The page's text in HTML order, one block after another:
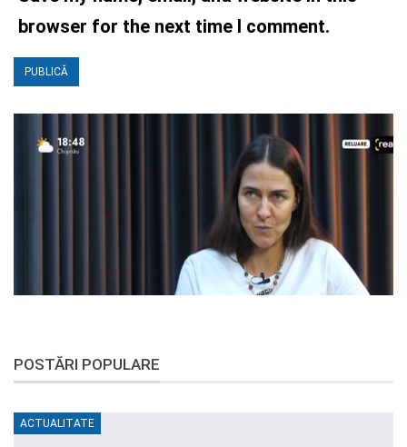
browser for the next time I comment.
POSTĂRI POPULARE
ACTUALITATE